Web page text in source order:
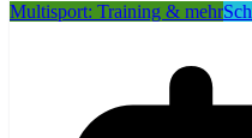
Multisport: Training & mehr